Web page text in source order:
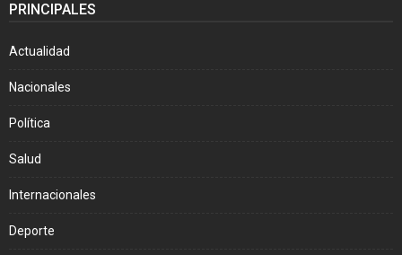
PRINCIPALES
Actualidad
Nacionales
Política
Salud
Internacionales
Deporte